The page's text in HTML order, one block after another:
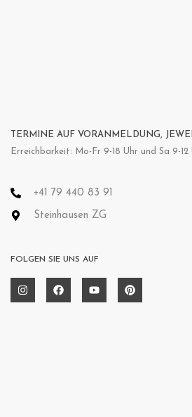
TERMINE AUF VORANMELDUNG,
Erreichbarkeit: Mo-Fr 9-18 Uhr und Sa 9-12
+41 79 440 83 91
Steinhausen ZG
FOLGEN SIE UNS AUF